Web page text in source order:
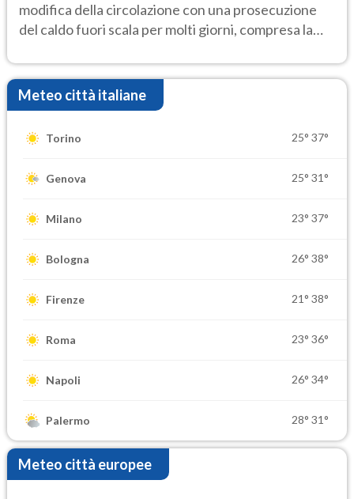
modifica della circolazione con una prosecuzione
del caldo fuori scala per molti giorni, compresa la
Meteo città italiane
Torino 25° 37°
Genova 25° 31°
Milano 23° 37°
Bologna 26° 38°
Firenze 21° 38°
Roma 23° 36°
Napoli 26° 34°
Palermo 28° 31°
Meteo città europee